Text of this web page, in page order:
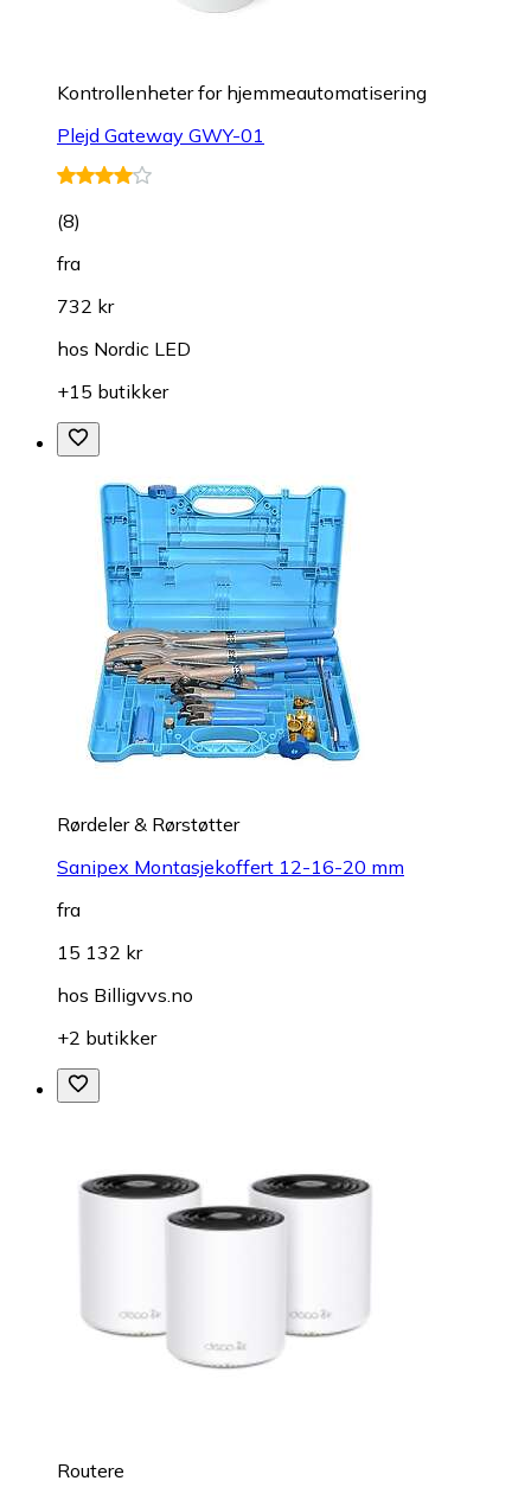
Kontrollenheter for hjemmeautomatisering
Plejd Gateway GWY-01
(8)
fra
732 kr
hos Nordic LED
+15 butikker
Rørdeler & Rørstøtter
Sanipex Montasjekoffert 12-16-20 mm
fra
15 132 kr
hos Billigvvs.no
+2 butikker
Routere